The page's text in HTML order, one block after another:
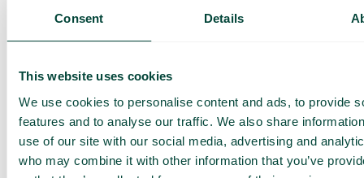
Consent Details
This website uses cookies
We use cookies to personalise content and ads, to provide
features and to analyse our traffic. We also share
use of our site with our social media, advertising and
who may combine it with other information that you’ve
Daily cost control
Med Daily Cost Control kan du som kund hålla bättre koll på
dina dagliga kostnader när du surfar utanför EU/EES.
Den dagliga begränsningen har en viss mängd data till ett